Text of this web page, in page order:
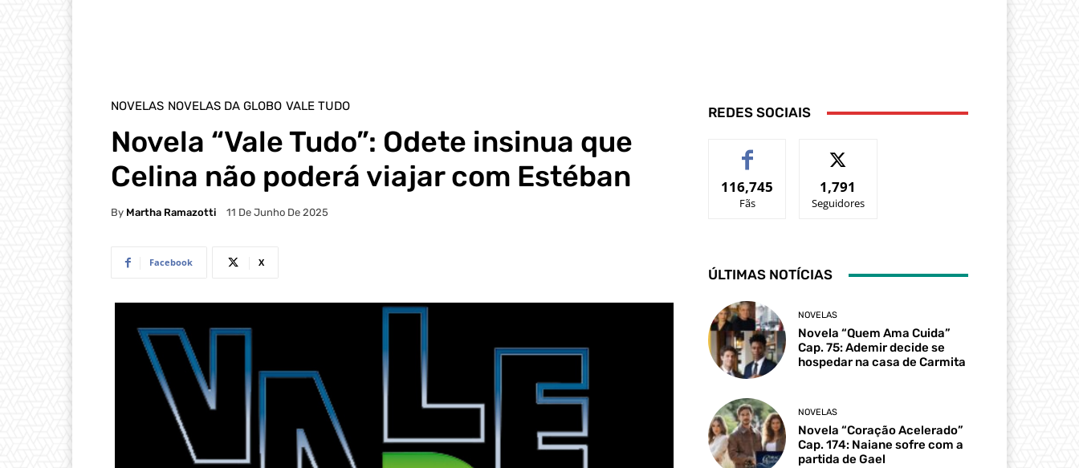
NOVELAS NOVELAS DA GLOBO VALE TUDO
Novela “Vale Tudo”: Odete insinua que
Celina não poderá viajar com Estéban
By Martha Ramazotti 11 De Junho De 2025
Facebook X
REDES SOCIAIS
116,745
Fãs
1,791
Seguidores
ÚLTIMAS NOTÍCIAS
NOVELAS
Novela “Quem Ama Cuida”
Cap. 75: Ademir decide se
hospedar na casa de Carmita
NOVELAS
Novela “Coração Acelerado”
Cap. 174: Naiane sofre com a
partida de Gael